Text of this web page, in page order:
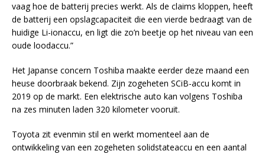
vaag hoe de batterij precies werkt. Als de claims kloppen, heeft
de batterij een opslagcapaciteit die een vierde bedraagt van de
huidige Li-ionaccu, en ligt die zo’n beetje op het niveau van een
oude loodaccu.”
Het Japanse concern Toshiba maakte eerder deze maand een
heuse doorbraak bekend. Zijn zogeheten SCiB-accu komt in
2019 op de markt. Een elektrische auto kan volgens Toshiba
na zes minuten laden 320 kilometer vooruit.
Toyota zit evenmin stil en werkt momenteel aan de
ontwikkeling van een zogeheten solidstateaccu en een aantal